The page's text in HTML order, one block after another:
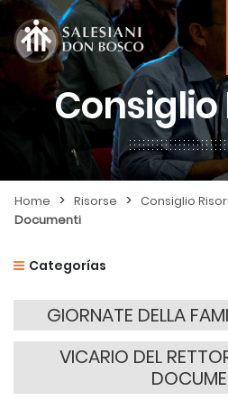
Consiglio
Home > Risorse > Consiglio
Documenti
Categorías
GIORNATE DELLA
VICARIO DEL